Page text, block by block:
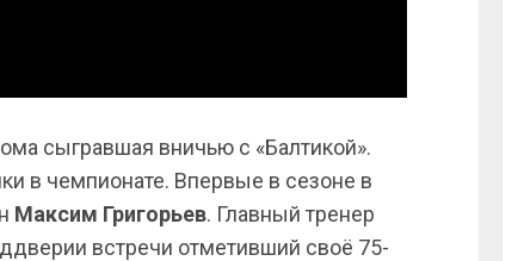
сыгравшая вничью с «Балтикой».
в чемпионате. Впервые в сезоне в
Максим Григорьев. Главный тренер
встречи отметивший своё 75-